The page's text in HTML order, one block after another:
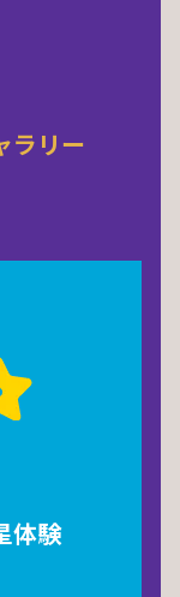
ラリー
体験